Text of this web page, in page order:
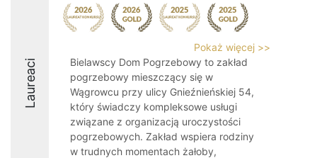
Laureaci
Pokaż więcej >>
Bielawscy Dom Pogrzebowy to zakład
pogrzebowy mieszczący się w
Wągrowcu przy ulicy Gnieźnieńskiej 54,
który świadczy kompleksowe usługi
związane z organizacją uroczystości
pogrzebowych. Zakład wspiera rodziny
w trudnych momentach żałoby,